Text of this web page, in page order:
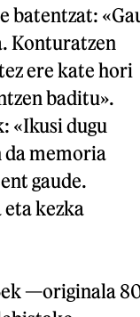
batentzat:
Konturatzen
ere kate hori
baditu».
«Ikusi dugu
da memoria
gaude.
kezka
—originala